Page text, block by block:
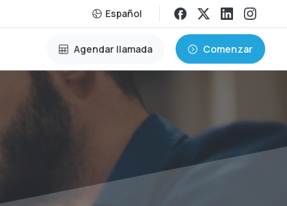
Español
Agendar llamada Comenzar